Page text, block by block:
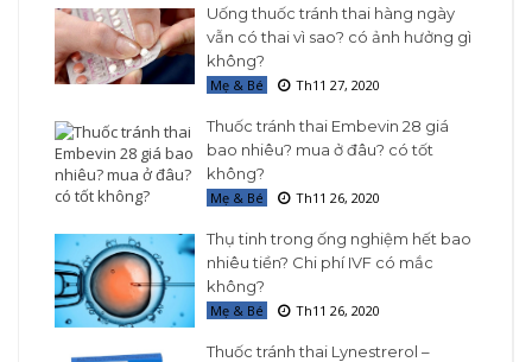
Uống thuốc tránh thai hàng ngày
vẫn có thai vì sao? có ảnh hưởng gì
không?
Mẹ & Bé Th11 27, 2020
Thuốc tránh thai Embevin 28 giá
bao nhiêu? mua ở đâu? có tốt
không?
Mẹ & Bé Th11 26, 2020
Thụ tinh trong ống nghiệm hết bao
nhiêu tiền? Chi phí IVF có mắc
không?
Mẹ & Bé Th11 26, 2020
Thuốc tránh thai Lynestrerol –